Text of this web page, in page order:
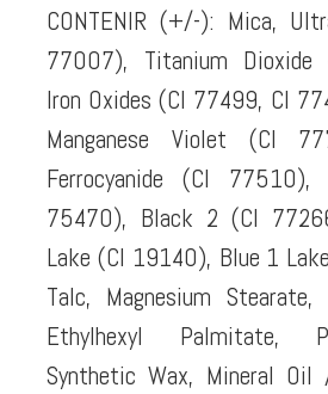
CONTENIR (+/-): Mica,
77007), Titanium
Iron Oxides (CI 77499, CI
Manganese Violet (CI
Ferrocyanide (CI 77510),
75470), Black 2 (CI
Lake (CI 19140), Blue 1
Talc, Magnesium Stearate,
Ethylhexyl Palmitate,
Synthetic Wax, Mineral Oil